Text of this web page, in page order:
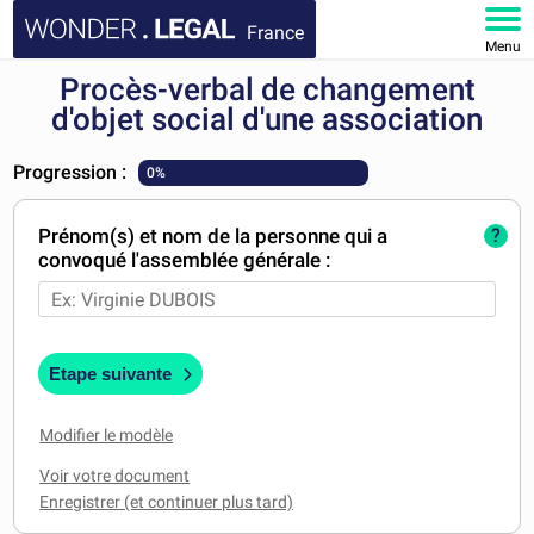
France
Menu
ACCUEIL
MON COMPTE
Procès-verbal de changement
d'objet social d'une association
Progression : 0%
Prénom(s) et nom de la personne qui a
convoqué l'assemblée générale :
?
Etape suivante
Modifier le modèle
Voir votre document